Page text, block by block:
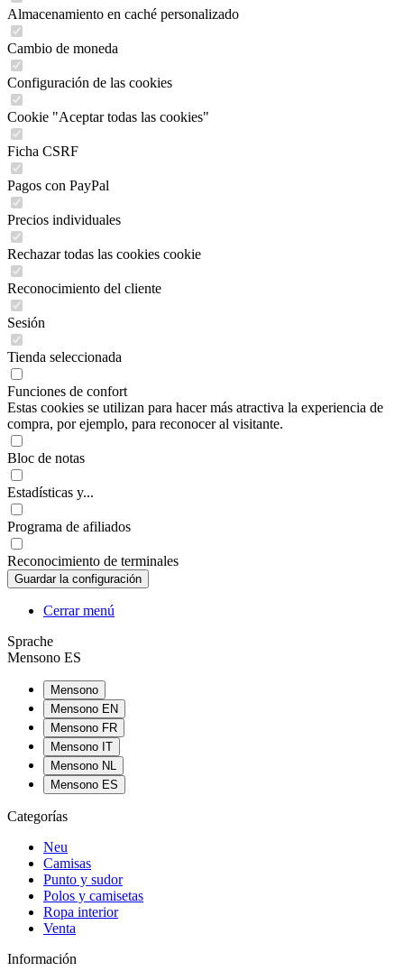
Almacenamiento en caché personalizado
Cambio de moneda
Configuración de las cookies
Cookie "Aceptar todas las cookies"
Ficha CSRF
Pagos con PayPal
Precios individuales
Rechazar todas las cookies cookie
Reconocimiento del cliente
Sesión
Tienda seleccionada
Funciones de confort
Estas cookies se utilizan para hacer más atractiva la experiencia de
compra, por ejemplo, para reconocer al visitante.
Bloc de notas
Estadísticas y...
Programa de afiliados
Reconocimiento de terminales
Cerrar menú
Sprache
Mensono ES
Mensono
Mensono EN
Mensono FR
Mensono IT
Mensono NL
Mensono ES
Categorías
Neu
Camisas
Punto y sudor
Polos y camisetas
Ropa interior
Venta
Información